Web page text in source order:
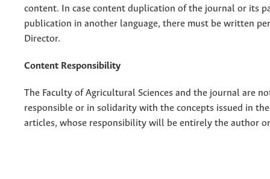
content. In case content duplication of the journal or its
publication in another language, there must be written
Director.
Content Responsibility
The Faculty of Agricultural Sciences and the journal are
responsible or in solidarity with the concepts issued in
articles, whose responsibility will be entirely the author